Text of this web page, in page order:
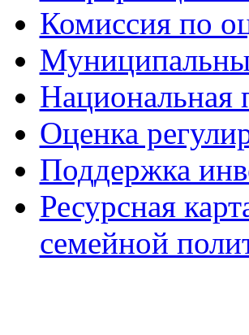
Комиссия по
Национальная
Оценка
Поддержка
Ресурсная
семейной